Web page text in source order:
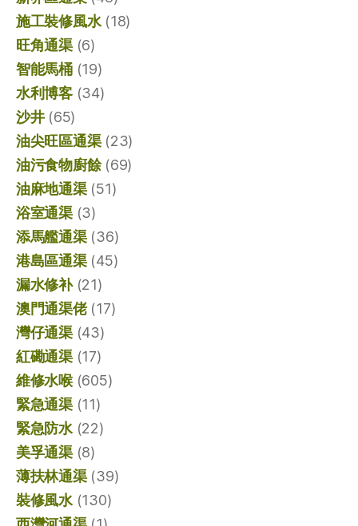
施工裝修風水(18)
旺角通渠(6)
智能馬桶(19)
水利博客(34)
沙井(65)
油尖旺區通渠(23)
油污食物廚餘(69)
油麻地通渠(51)
浴室通渠(3)
添馬艦通渠(36)
港島區通渠(45)
漏水修补(21)
澳門通渠佬(17)
灣仔通渠(43)
紅磡通渠(17)
維修水喉(605)
緊急通渠(11)
緊急防水(22)
美孚通渠(8)
薄扶林通渠(39)
裝修風水(130)